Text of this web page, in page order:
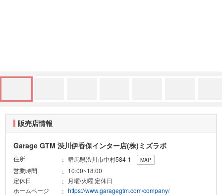
販売店情報
Garage GTM 渋川伊香保インター店(株)ミズラボ
住所 群馬県渋川市中村584-1 MAP
営業時間
10:00~18:00
定休日
月曜/火曜 定休日
ホームページ
https://www.garagegtm.com/company/